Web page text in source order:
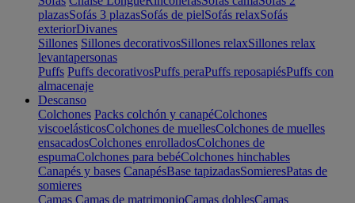
plazasSofás 3 plazasSofás de pielSofás relaxSofás
exteriorDivanes
Sillones Sillones decorativosSillones relaxSillones relax
levantapersonas
Puffs Puffs decorativosPuffs peraPuffs reposapiésPuffs con
almacenaje
Descanso
Colchones Packs colchón y canapéColchones
viscoelásticosColchones de muellesColchones de muelles
ensacadosColchones enrolladosColchones de
espumaColchones para bebéColchones hinchables
Canapés y bases CanapésBase tapizadasSomieresPatas de
somieres
Camas Camas de matrimonioCamas doblesCamas